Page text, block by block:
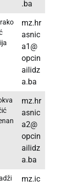
.ba
mz.hr
asnic
a1@
opcin
ailidz
a.ba
mz.hr
asnic
a2@
opcin
ailidz
a.ba
mz.ic